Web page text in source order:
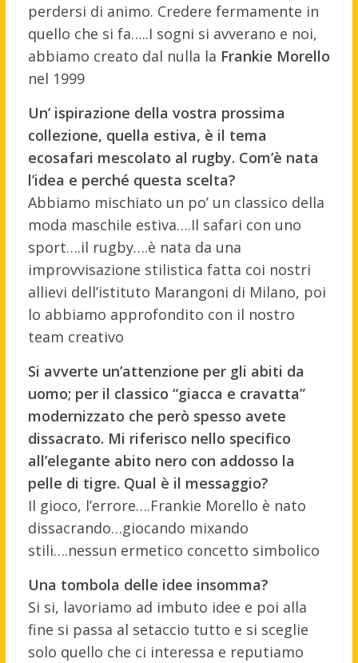
perdersi di animo. Credere fermamente in
quello che si fa…..I sogni si avverano e noi,
abbiamo creato dal nulla la Frankie Morello
nel 1999
Un’ ispirazione della vostra prossima
collezione, quella estiva, è il tema
ecosafari mescolato al rugby. Com’è nata
l’idea e perché questa scelta?
Abbiamo mischiato un po’ un classico della
moda maschile estiva….Il safari con uno
sport….il rugby….è nata da una
improvvisazione stilistica fatta coi nostri
allievi dell’istituto Marangoni di Milano, poi
lo abbiamo approfondito con il nostro
team creativo
Si avverte un’attenzione per gli abiti da
uomo; per il classico “giacca e cravatta”
modernizzato che però spesso avete
dissacrato. Mi riferisco nello specifico
all’elegante abito nero con addosso la
pelle di tigre. Qual è il messaggio?
Il gioco, l’errore….Frankie Morello è nato
dissacrando…giocando mixando
stili….nessun ermetico concetto simbolico
Una tombola delle idee insomma?
Si si, lavoriamo ad imbuto idee e poi alla
fine si passa al setaccio tutto e si sceglie
solo quello che ci interessa e reputiamo